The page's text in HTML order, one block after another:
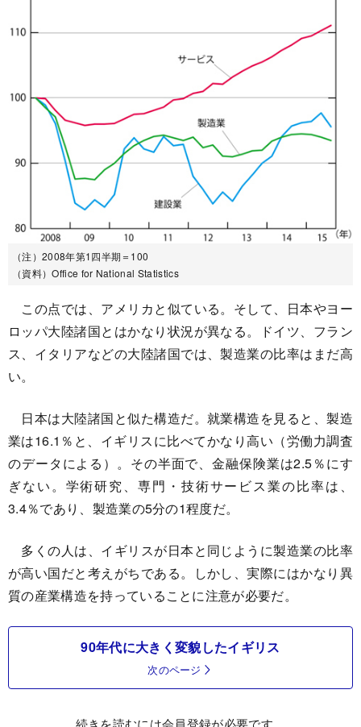
（注）2008年第1四半期＝100
（資料）Office for National Statistics
この点では、アメリカと似ている。そして、日本やヨー
ロッパ大陸諸国とはかなり状況が異なる。ドイツ、フラン
ス、イタリアなどの大陸諸国では、製造業の比率はまだ高
い。
日本は大陸諸国と似た構造だ。就業構造を見ると、製造
業は16.1％と、イギリスに比べてかなり高い（労働力調査
のデータによる）。その半面で、金融保険業は2.5％にす
ぎない。学術研究、専門・技術サービス業の比率は、
3.4％であり、製造業の5分の1程度だ。
多くの人は、イギリスが日本と同じように製造業の比率
が高い国だと考えがちである。しかし、実際にはかなり異
質の産業構造を持っていることに注意が必要だ。
90年代に大きく変貌したイギリス
次のページ
続きを読むには会員登録が必要です。